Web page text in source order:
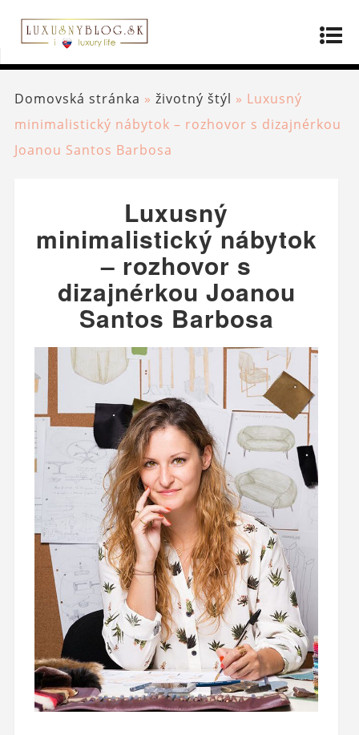
Domovská stránka » životný štýl » Luxusný
minimalistický nábytok – rozhovor s dizajnérkou
Joanou Santos Barbosa
Luxusný
minimalistický nábytok
– rozhovor s
dizajnérkou Joanou
Santos Barbosa